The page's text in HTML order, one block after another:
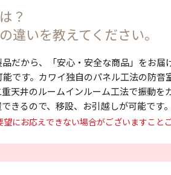
？
違いを教えてください。
だから、「安心・安全な商品」をお届
です。カワイ独自のパネル工法の防
天井のルームインルーム工法で振動を
きるので、移設、お引越しが可能です。
にお応えできない場合がございますこと